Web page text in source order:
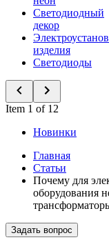
Светодиодный
декор
изделия
Светодиоды
Item 1 of 12
Новинки
Главная
Статьи
Почему для
оборудования
Задать вопрос